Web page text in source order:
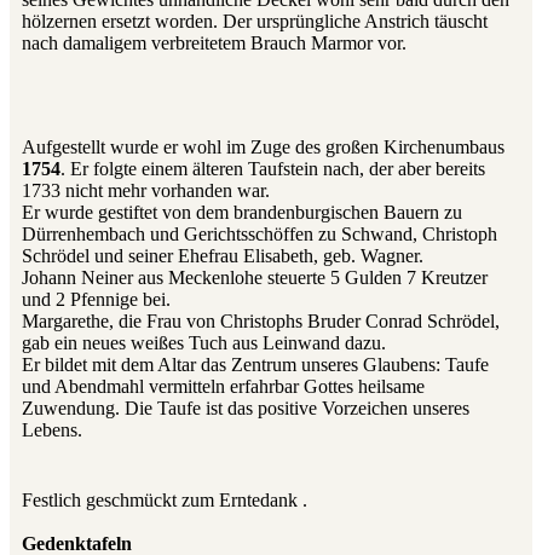
hölzernen ersetzt worden. Der ursprüngliche Anstrich täuscht
nach damaligem verbreitetem Brauch Marmor vor.
Aufgestellt wurde er wohl im Zuge des großen Kirchenumbaus
1754. Er folgte einem älteren Taufstein nach, der aber bereits
1733 nicht mehr vorhanden war.
Er wurde gestiftet von dem brandenburgischen Bauern zu
Dürrenhembach und Gerichtsschöffen zu Schwand, Christoph
Schrödel und seiner Ehefrau Elisabeth, geb. Wagner.
Johann Neiner aus Meckenlohe steuerte 5 Gulden 7 Kreutzer
und 2 Pfennige bei.
Margarethe, die Frau von Christophs Bruder Conrad Schrödel,
gab ein neues weißes Tuch aus Leinwand dazu.
Er bildet mit dem Altar das Zentrum unseres Glaubens: Taufe
und Abendmahl vermitteln erfahrbar Gottes heilsame
Zuwendung. Die Taufe ist das positive Vorzeichen unseres
Lebens.
Festlich geschmückt zum Erntedank .
Gedenktafeln